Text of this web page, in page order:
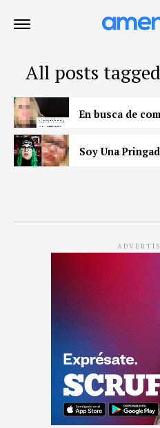
All posts
En busca de
Soy Una